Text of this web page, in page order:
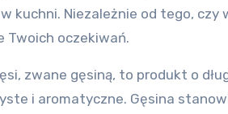
kuchni. Niezależnie od tego,
Twoich oczekiwań.
zwane gęsiną, to produkt o
i aromatyczne. Gęsina